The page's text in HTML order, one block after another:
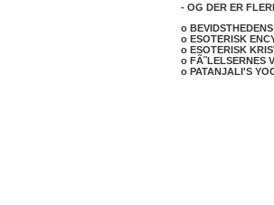
- OG DER ER
o
o ESOTERISK
o ESOTERISK
o FÃ˜LELSERNES
o PATANJALI'S